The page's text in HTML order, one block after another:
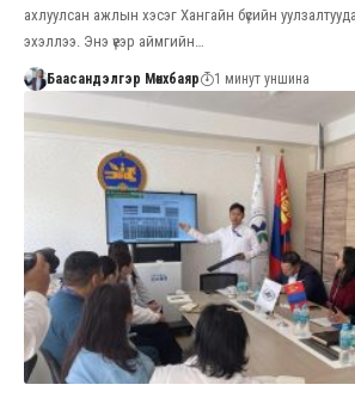
ахлуулсан ажлын хэсэг Хангайн бүсийн
эхэллээ. Энэ үеэр аймгийн…
Баасандэлгэр Мөнхбаяр 1 минут уншина